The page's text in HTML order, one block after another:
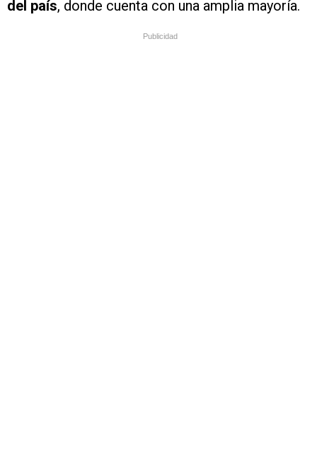
del país, donde cuenta con una amplia mayoría.
Publicidad